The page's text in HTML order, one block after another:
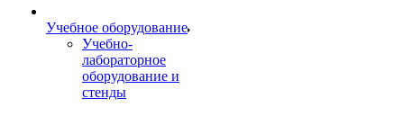
Учебное оборудование
Учебно-
лабораторное
оборудование и
стенды